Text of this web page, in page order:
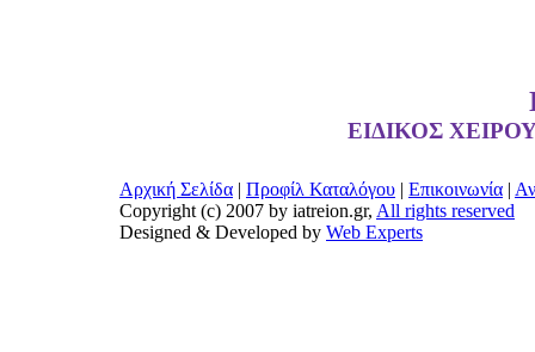
ΕΙΔΙΚΟΣ
Αρχική Σελίδα | Προφίλ Καταλόγου | Επικοινωνία |
Copyright (c) 2007 by iatreion.gr, All rights reserved
Designed & Developed by Web Experts